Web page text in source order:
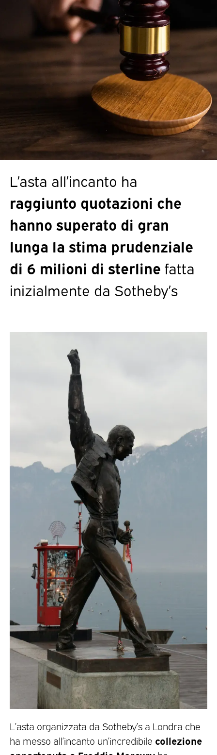
L’asta all’incanto ha
raggiunto quotazioni che
hanno superato di gran
lunga la stima prudenziale
di 6 milioni di sterline fatta
inizialmente da Sotheby’s
L’asta organizzata da Sotheby’s a Londra che
ha messo all’incanto un’incredibile collezione